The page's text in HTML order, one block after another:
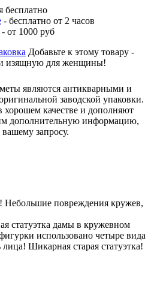
бесплатно
- бесплатно от 2 часов
- от 1000 руб
Добавьте к этому товару -
изящную для женщины!
являются антикварными и
заводской упаковки.
качестве и дополняют
дополнительную информацию,
запросу.
Небольшие повреждения кружев,
статуэтка дамы в кружевном
использовано четыре вида
Шикарная старая статуэтка!